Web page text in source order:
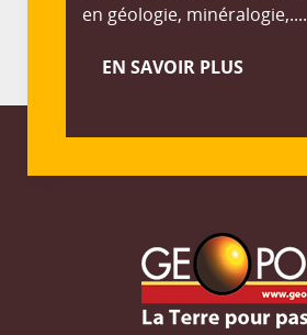
en géologie, minéralogie,....
EN SAVOIR PLUS